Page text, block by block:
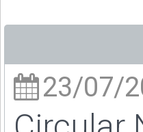
23/07/